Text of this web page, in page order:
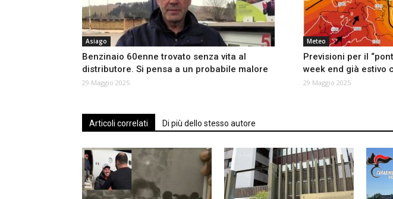
Asiago
Benzinaio 60enne trovato senza vita al
distributore. Si pensa a un probabile malore
29 Maggio 2025
Meteo
Previsioni per il
week end già estivo
29 Maggio 2025
Articoli correlati Di più dello stesso autore